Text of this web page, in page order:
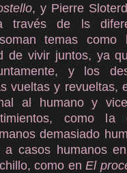
, y Pierre
través de ls
temas como
de vivir juntos, ya
y los
vueltas y revueltas,
al humano y
como la
demasiado
a casos humanos
como enEl